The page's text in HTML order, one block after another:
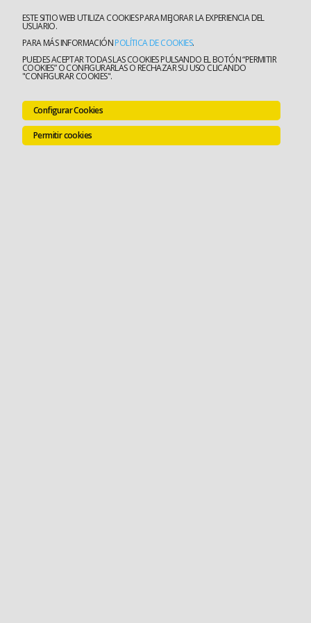
ESTE SITIO WEB UTILIZA COOKIES PARA MEJORAR LA EXPERIENCIA DEL
USUARIO.
PARA MÁS INFORMACIÓNPOLÍTICA DE COOKIES.
PUEDES ACEPTAR TODAS LAS COOKIES PULSANDO EL BOTÓN “PERMITIR
COOKIES” O CONFIGURARLAS O RECHAZAR SU USO CLICANDO
"CONFIGURAR COOKIES".
Configurar Cookies
Permitir cookies